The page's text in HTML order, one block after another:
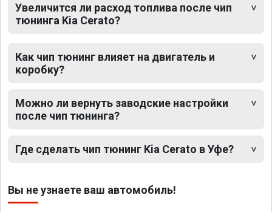
Увеличится ли расход топлива после чип
тюнинга Kia Cerato?
Как чип тюнинг влияет на двигатель и
коробку?
Можно ли вернуть заводские настройки
после чип тюнинга?
Где сделать чип тюнинг Kia Cerato в Уфе?
Вы не узнаете ваш автомобиль!